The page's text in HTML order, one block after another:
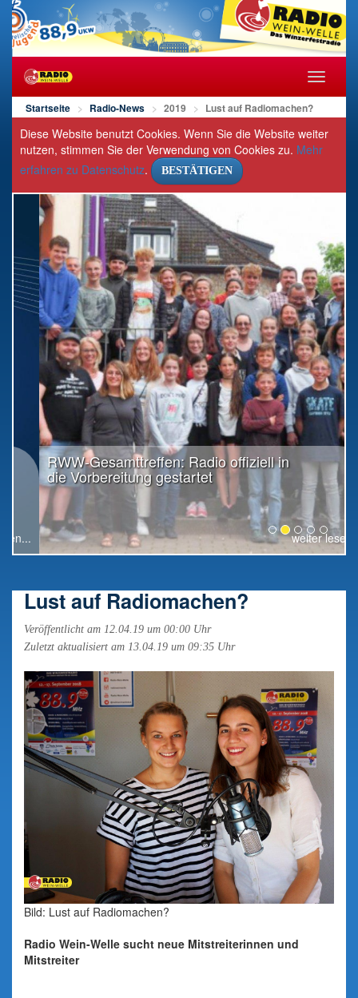
öffnen/
Startseite Radio-News 2019 Lust auf Radiomachen?
Diese Website benutzt Cookies. Wenn Sie die Website weiter
nutzen, stimmen Sie der Verwendung von Cookies zu. Mehr
erfahren zu Datenschutz. BESTÄTIGEN
RWW-Gesamttreffen: Radio offiziell in
die Vorbereitung gestartet
weiter lesen...
Lust auf Radiomachen?
Veröffentlicht am 12.04.19 um 00:00 Uhr
Zuletzt aktualisiert am 13.04.19 um 09:35 Uhr
Bild: Lust auf Radiomachen?
Radio Wein-Welle sucht neue Mitstreiterinnen und
Mitstreiter